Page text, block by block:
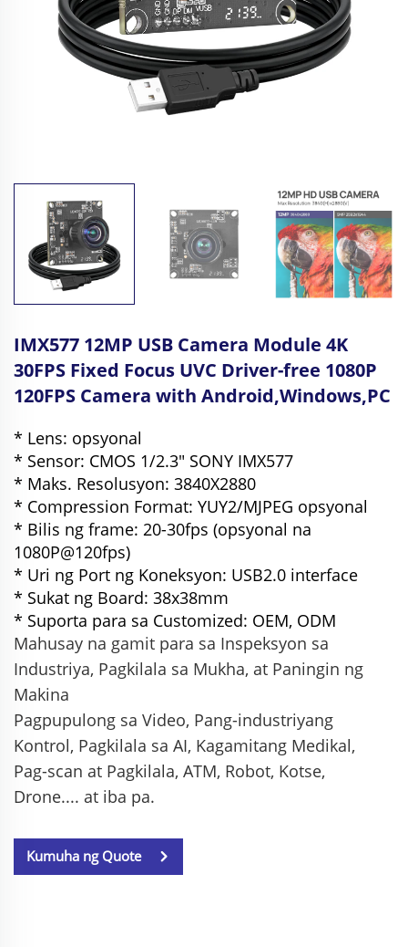
IMX577 12MP USB Camera Module 4K
30FPS Fixed Focus UVC Driver-free 1080P
120FPS Camera with Android,Windows,PC
* Lens: opsyonal
* Sensor: CMOS 1/2.3" SONY IMX577
* Maks. Resolusyon: 3840X2880
* Compression Format: YUY2/MJPEG opsyonal
* Bilis ng frame: 20-30fps (opsyonal na
1080P@120fps)
* Uri ng Port ng Koneksyon: USB2.0 interface
* Sukat ng Board: 38x38mm
* Suporta para sa Customized: OEM, ODM
Mahusay na gamit para sa Inspeksyon sa
Industriya, Pagkilala sa Mukha, at Paningin ng
Makina
Pagpupulong sa Video, Pang-industriyang
Kontrol, Pagkilala sa AI, Kagamitang Medikal,
Pag-scan at Pagkilala, ATM, Robot, Kotse,
Drone.... at iba pa.
Kumuha ng Quote